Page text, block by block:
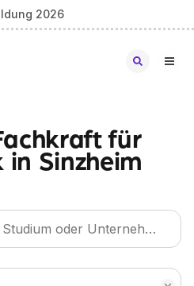
2026
für
Sinzheim